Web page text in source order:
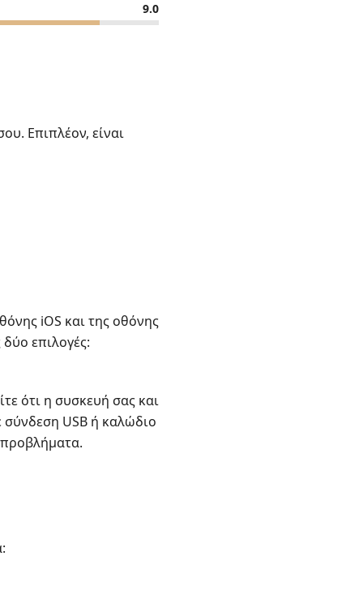
9.0
Επιπλέον, είναι
iOS και της οθόνης
επιλογές:
ότι η συσκευή σας και
σύνδεση USB ή καλώδιο
προβλήματα.